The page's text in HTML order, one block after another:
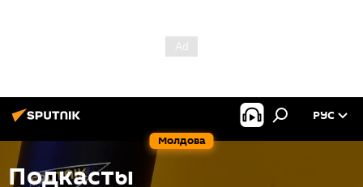
Молдова
РУС
Подкасты